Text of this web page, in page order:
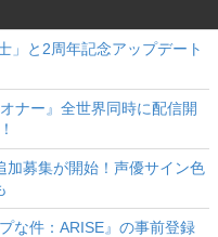
」と2周年記念アップデート
ナー』全世界同時に配信開
加募集が開始！声優サイン色
な件：ARISE』の事前登録